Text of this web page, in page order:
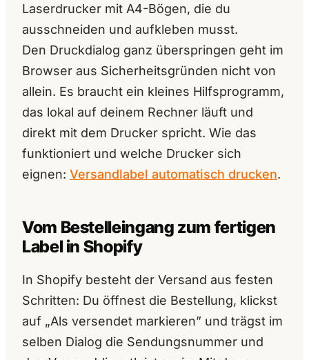
Laserdrucker mit A4-Bögen, die du
ausschneiden und aufkleben musst.
Den Druckdialog ganz überspringen geht im
Browser aus Sicherheitsgründen nicht von
allein. Es braucht ein kleines Hilfsprogramm,
das lokal auf deinem Rechner läuft und
direkt mit dem Drucker spricht. Wie das
funktioniert und welche Drucker sich
eignen: Versandlabel automatisch drucken.
Vom Bestelleingang zum fertigen
Label in Shopify
In Shopify besteht der Versand aus festen
Schritten: Du öffnest die Bestellung, klickst
auf „Als versendet markieren” und trägst im
selben Dialog die Sendungsnummer und